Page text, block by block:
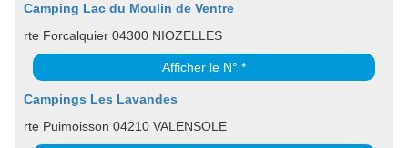
Camping Lac du Moulin de Ventre
rte Forcalquier 04300 NIOZELLES
Afficher le N° *
Campings Les Lavandes
rte Puimoisson 04210 VALENSOLE